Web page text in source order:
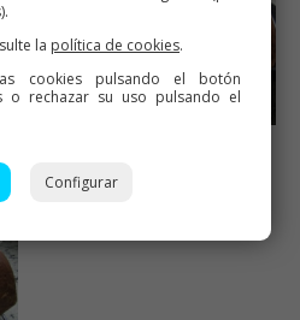
la política de cookies.
cookies pulsando el botón
o rechazar su uso pulsando el
Configurar